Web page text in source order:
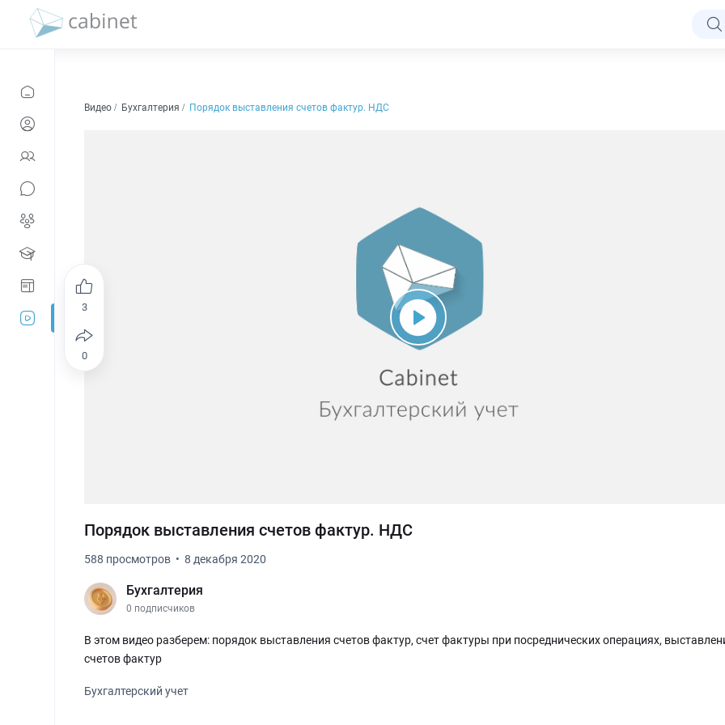
Видео Бухгалтерия Порядок выставления счетов фактур. НДС
3
0
Порядок выставления счетов фактур. НДС
588 просмотров 8 декабря 2020
Бухгалтерия
0 подписчиков
В этом видео разберем: порядок выставления счетов фактур, счет фактуры при посреднических операциях,
счетов фактур
Бухгалтерский учет